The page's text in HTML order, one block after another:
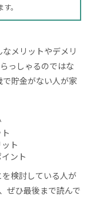
。
メリットやデメリ
っしゃるのではな
貯金がない人が家
ト
ント
検討している人が
ぜひ最後まで読んで